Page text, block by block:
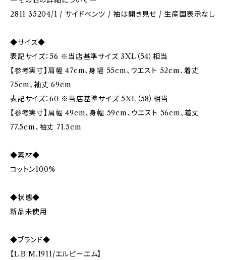
2811 35204/1 / サイドベンツ / 袖は開き見せ / 生産国表示なし
◆サイズ◆
表記サイズ：56 ※当店基準サイズ 3XL（54）相当
【参考実寸】肩幅 47cm、身幅 55cm、ウエスト 52cm、着丈
75cm、袖丈 69cm
表記サイズ：60 ※当店基準サイズ 5XL（58）相当
【参考実寸】肩幅 49cm、身幅 59cm、ウエスト 56cm、着丈
77.5cm、袖丈 71.5cm
◆素材◆
コットン100%
◆状態◆
新品未使用
◆ブランド◆
【L.B.M.1911/エルビーエム】